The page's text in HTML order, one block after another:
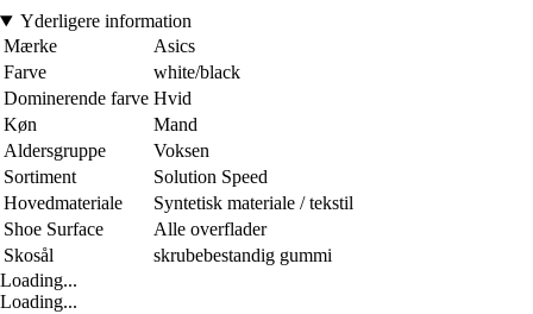
Yderligere information
Mærke
Asics
Farve
white/black
Dominerende farve Hvid
Køn
Mand
Aldersgruppe
Voksen
Sortiment
Solution Speed
Hovedmateriale
Syntetisk materiale / tekstil
Shoe Surface
Alle overflader
Skosål
skrubebestandig gummi
Loading...
Loading...